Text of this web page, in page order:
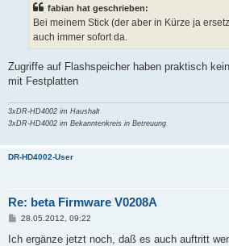
fabian hat geschrieben:
Bei meinem Stick (der aber in Kürze ja
auch immer sofort da.
Zugriffe auf Flashspeicher haben praktisch
mit Festplatten
3xDR-HD4002 im Haushalt
3xDR-HD4002 im Bekanntenkreis in Betreuung
DR-HD4002-User
Re: beta Firmware V0208A
B
i
28.05.2012, 09:22
Ich ergänze jetzt noch, daß es auch auftritt